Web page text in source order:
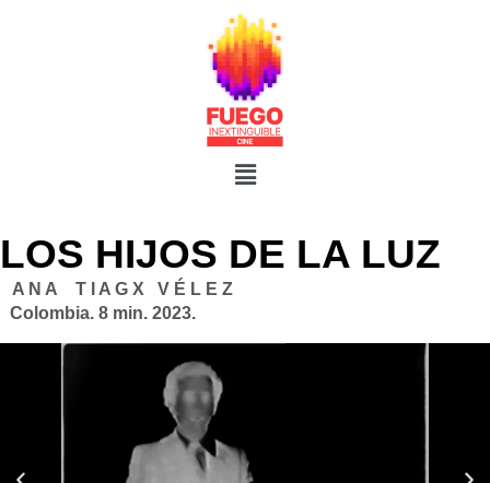
LOS HIJOS DE LA LUZ
A N A T I A G X V É L E Z
Colombia. 8 min. 2023.